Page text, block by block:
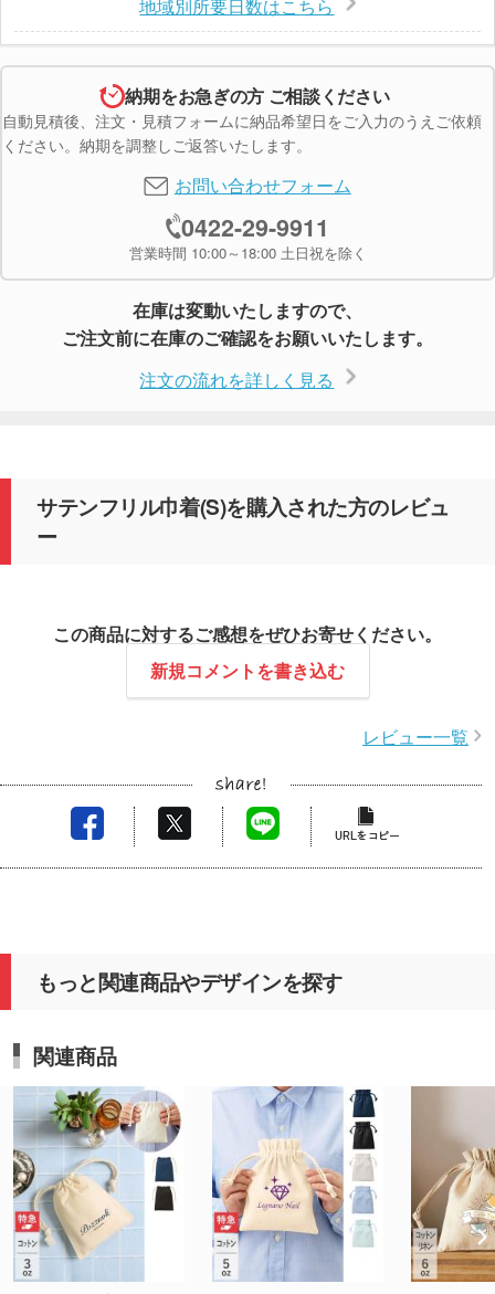
地域別所要日数はこちら
納期をお急ぎの方 ご相談ください
自動見積後、注文・見積フォームに納品希望日をご入力のうえご依頼
ください。納期を調整しご返答いたします。
お問い合わせフォーム
0422-29-9911
営業時間 10:00～18:00 土日祝を除く
在庫は変動いたしますので、
ご注文前に在庫のご確認をお願いいたします。
注文の流れを詳しく見る
サテンフリル巾着(S)を購入された方のレビュ
ー
この商品に対するご感想をぜひお寄せください。
新規コメントを書き込む
レビュー一覧
もっと関連商品やデザインを探す
関連商品